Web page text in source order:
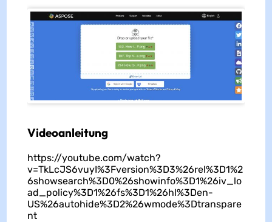
Videoanleitung
https://youtube.com/watch?
v=TkLcJS6vuyI%3Fversion%3D3%26rel%3D1%2
6showsearch%3D0%26showinfo%3D1%26iv_lo
ad_policy%3D1%26fs%3D1%26hl%3Den-
US%26autohide%3D2%26wmode%3Dtranspare
nt